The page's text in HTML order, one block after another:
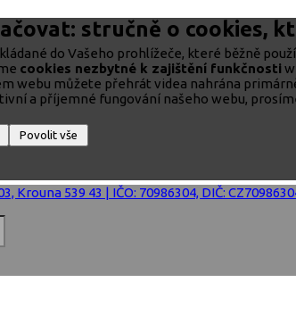
stručně o cookies,
do Vašeho prohlížeče, které běžně
cookies nezbytné k zajištění funkčnosti
webu můžete přehrát videa nahrána
a příjemné fungování našeho webu,
Krouna 539 43 | IČO: 70986304, DIČ: